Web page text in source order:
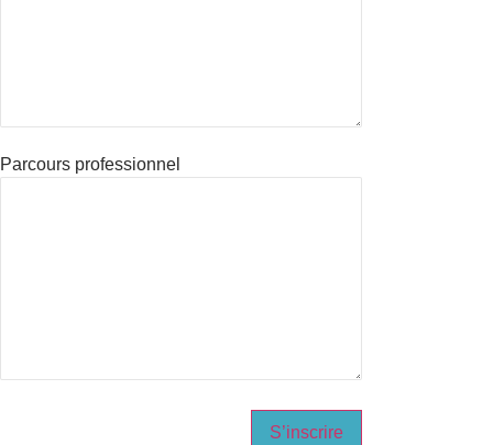
Parcours professionnel